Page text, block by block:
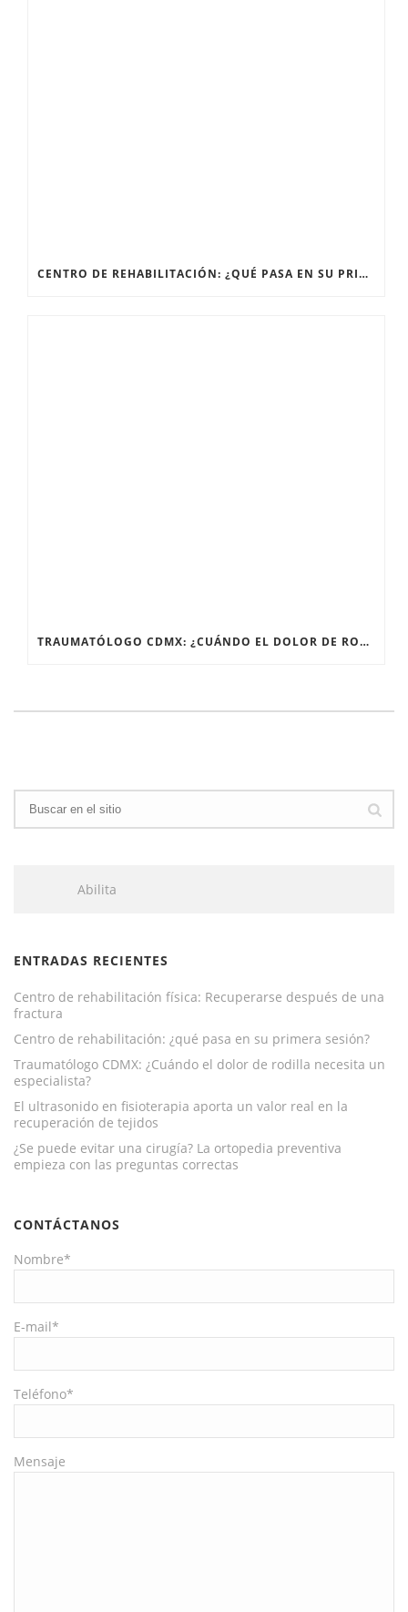
CENTRO DE REHABILITACIÓN: ¿QUÉ PASA EN SU PRIMERA SESIÓN?
TRAUMATÓLOGO CDMX: ¿CUÁNDO EL DOLOR DE RODILLA NECESITA UN ESPECIALISTA?
Abilita
ENTRADAS RECIENTES
Centro de rehabilitación física: Recuperarse después de una
fractura
Centro de rehabilitación: ¿qué pasa en su primera sesión?
Traumatólogo CDMX: ¿Cuándo el dolor de rodilla necesita un
especialista?
El ultrasonido en fisioterapia aporta un valor real en la
recuperación de tejidos
¿Se puede evitar una cirugía? La ortopedia preventiva
empieza con las preguntas correctas
CONTÁCTANOS
Nombre*
E-mail*
Teléfono*
Mensaje